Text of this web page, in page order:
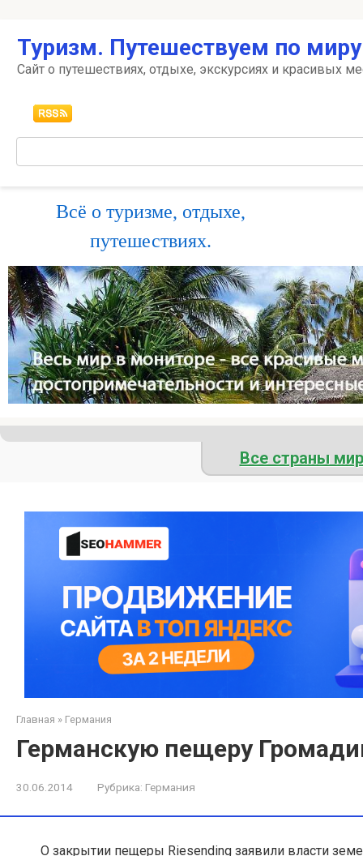
контенту
Туризм. Путешествуем по
Сайт о путешествиях, отдыхе, экскурсиях и красивых
Всё о туризме, отдыхе,
путешествиях.
Все страны
Главная » Германия
Германскую пещеру
30.06.2014 Рубрика: Германия
О закрытии пещеры Riesending заявили власти